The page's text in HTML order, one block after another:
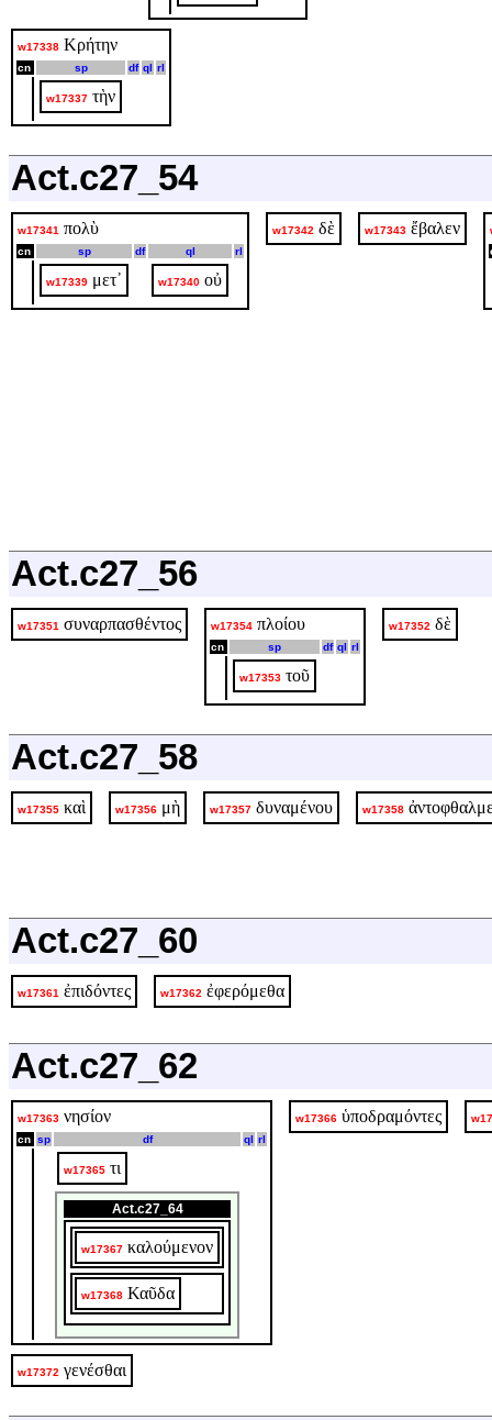
w17338 Κρήτην
cn sp df ql rl
w17337 τὴν
Act.c27_54
w17341 πολὺ
cn sp df ql rl
w17339 μετ᾽ w17340 οὐ
w17342 δὲ w17343 ἔβαλεν
Act.c27_56
w17351 συναρπασθέντος w17354 πλοίου
cn sp df ql rl
w17353 τοῦ
w17352 δὲ
Act.c27_58
w17355 καὶ w17356 μὴ w17357 δυναμένου w17358
Act.c27_60
w17361 ἐπιδόντες w17362 ἐφερόμεθα
Act.c27_62
w17363 νησίον
cn sp df ql rl
w17365 τι
Act.c27_64
w17367 καλούμενον
w17368 Καῦδα
w17366 ὑποδραμόντες
w17372 γενέσθαι